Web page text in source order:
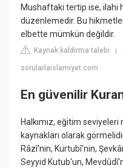
Mushaftaki tertip ise, ilahi
düzenlemedir. Bu
elbette mümkün değildir.
Kaynak kaldırma talebi |
sorularlaislamiyet.com
En güvenilir
Halkımız, eğitim
kaynakları olarak
Râzî'nin, Kurtubî'nin,
Seyyid Kutub'un,